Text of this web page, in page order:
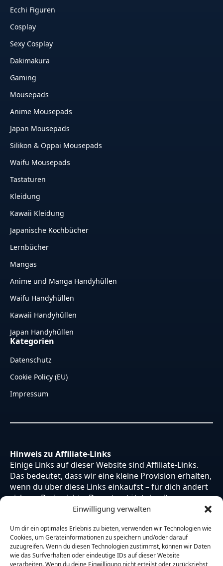
Einwilligung verwalten
Um dir ein optimales Erlebnis zu bieten, verwenden wir Technologien wie
Cookies, um Geräteinformationen zu speichern und/oder darauf
zuzugreifen. Wenn du diesen Technologien zustimmst, können wir Daten
wie das Surfverhalten oder eindeutige IDs auf dieser Website
verarbeiten. Wenn du deine Einwilligung nicht erteilst oder zurückziehst,
Ecchi Figuren
Cosplay
Sexy Cosplay
Dakimakura
Gaming
Mousepads
Anime Mousepads
Japan Mousepads
Silikon & Oppai Mousepads
Waifu Mousepads
Tastaturen
Kleidung
Kawaii Kleidung
Japanische Kochbücher
Lernbücher
Mangas
Anime und Manga Handyhüllen
Waifu Handyhüllen
Kawaii Handyhüllen
Japan Handyhüllen
Kategorien
Datenschutz
Cookie Policy (EU)
Impressum
Hinweis zu Affiliate-Links
Einige Links auf dieser Website sind Affiliate-Links.
Das bedeutet, dass wir eine kleine Provision erhalten,
wenn du über diese Links einkaufst – für dich ändert
sich am Preis nichts. Du unterstützt damit unsere
Arbeit. Vielen Dank dafür!